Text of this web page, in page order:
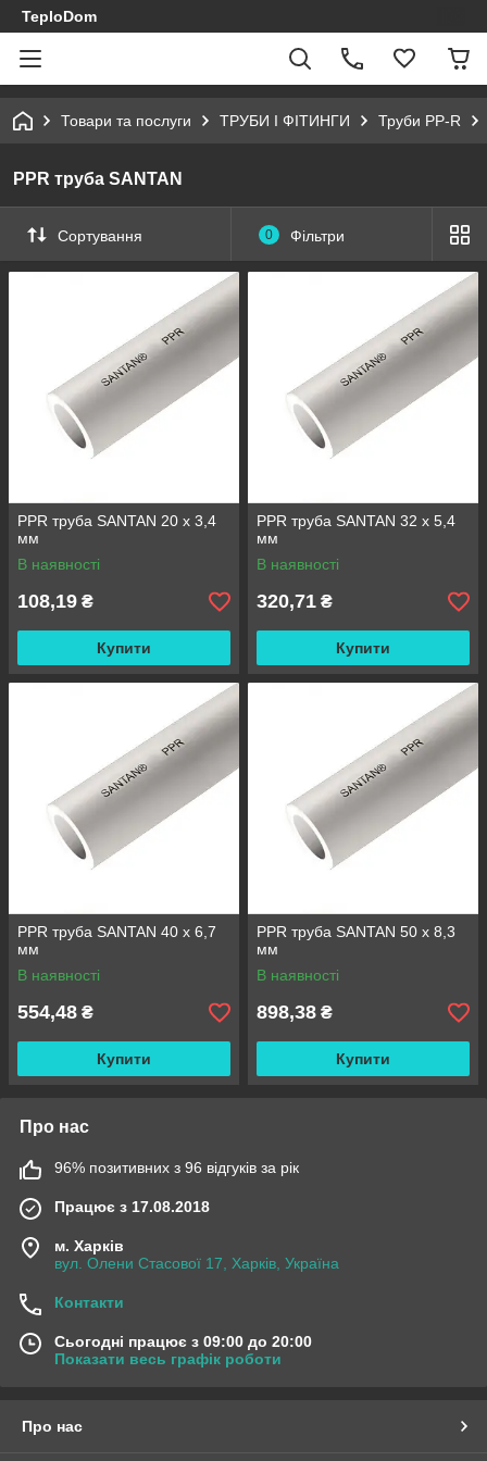
TeploDom
Товари та послуги ТРУБИ І ФІТИНГИ Труби PP-R
PPR труба SANTAN
Сортування 0 Фільтри
PPR труба SANTAN 20 х 3,4
мм
В наявності
108,19 ₴
Купити
PPR труба SANTAN 32 х 5,4
мм
В наявності
320,71 ₴
Купити
PPR труба SANTAN 40 х 6,7
мм
В наявності
554,48 ₴
Купити
PPR труба SANTAN 50 х 8,3
мм
В наявності
898,38 ₴
Купити
Про нас
96% позитивних з 96 відгуків за рік
Працює з 17.08.2018
м. Харків
вул. Олени Стасової 17, Харків, Україна
Контакти
Сьогодні працює з 09:00 до 20:00
Показати весь графік роботи
Про нас